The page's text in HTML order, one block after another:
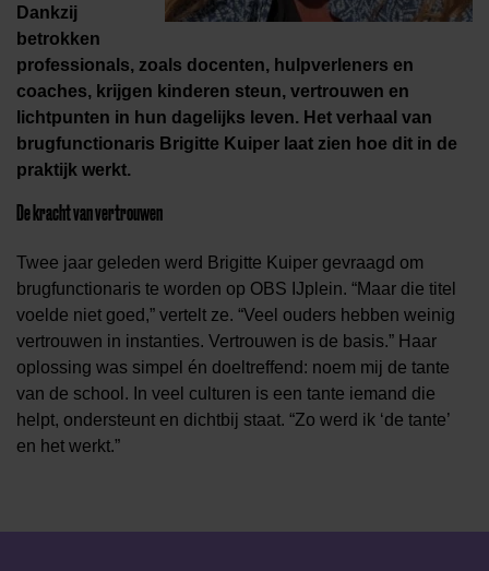
Dankzij
betrokken
professionals, zoals docenten, hulpverleners en
coaches, krijgen kinderen steun, vertrouwen en
lichtpunten in hun dagelijks leven. Het verhaal van
brugfunctionaris Brigitte Kuiper laat zien hoe dit in de
praktijk werkt.
De kracht van vertrouwen
Twee jaar geleden werd Brigitte Kuiper gevraagd om
brugfunctionaris te worden op OBS IJplein. “Maar die titel
voelde niet goed,” vertelt ze. “Veel ouders hebben weinig
vertrouwen in instanties. Vertrouwen is de basis.” Haar
oplossing was simpel én doeltreffend: noem mij de tante
van de school. In veel culturen is een tante iemand die
helpt, ondersteunt en dichtbij staat. “Zo werd ik ‘de tante’
en het werkt.”